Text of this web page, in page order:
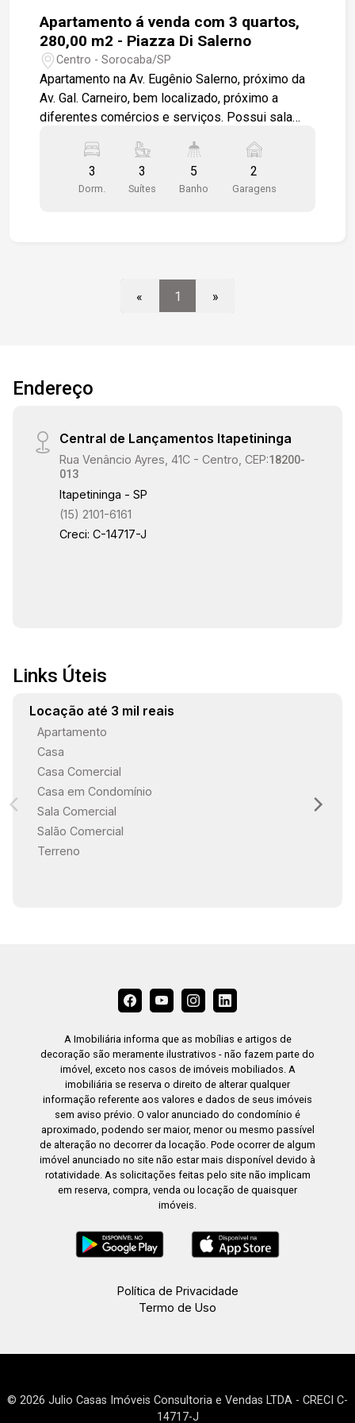
Apartamento á venda com 3 quartos,
280,00 m2 - Piazza Di Salerno
Centro - Sorocaba/SP
Apartamento na Av. Eugênio Salerno, próximo da
Av. Gal. Carneiro, bem localizado, próximo a
diferentes comércios e serviços. Possui sala
madeira nobre. Sala íntima que leva a três suítes.
duas com sacada e uma com closet e banheira.
Cozinha espaçosa com despensa, copa, área de
3
Dorm.
3
Suítes
5
Banho
2
Garagens
« 1 »
Endereço
Central de Lançamentos Itapetininga
Rua Venâncio Ayres, 41C - Centro, CEP:18200-
013
Itapetininga - SP
(15) 2101-6161
Creci: C-14717-J
Links Úteis
Locação até 3 mil reais
Apartamento
Casa
Casa Comercial
Casa em Condomínio
Sala Comercial
Salão Comercial
Terreno
A Imobiliária informa que as mobílias e artigos de
decoração são meramente ilustrativos - não fazem parte do
imóvel, exceto nos casos de imóveis mobiliados. A
imobiliária se reserva o direito de alterar qualquer
informação referente aos valores e dados de seus imóveis
sem aviso prévio. O valor anunciado do condomínio é
aproximado, podendo ser maior, menor ou mesmo passível
de alteração no decorrer da locação. Pode ocorrer de algum
imóvel anunciado no site não estar mais disponível devido à
rotatividade. As solicitações feitas pelo site não implicam
em reserva, compra, venda ou locação de quaisquer
imóveis.
Política de Privacidade
Termo de Uso
© 2026 Julio Casas Imóveis Consultoria e Vendas LTDA - CRECI C-
14717-J